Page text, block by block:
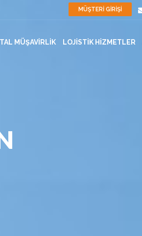
MÜŞTERİ GİRİŞİ
MÜŞAVİRLİK LOJİSTİK HİZMETLER